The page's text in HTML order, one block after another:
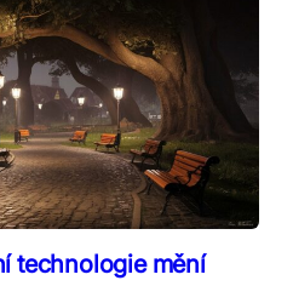
technologie mění